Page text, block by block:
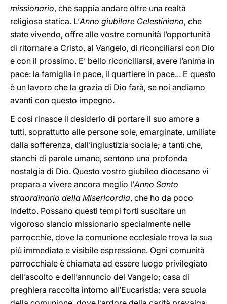
missionario, che sappia andare oltre una realtà
religiosa statica. L’Anno giubilare Celestiniano, che
state vivendo, offre alle vostre comunità l’opportunità
di ritornare a Cristo, al Vangelo, di riconciliarsi con Dio
e con il prossimo. E’ bello riconciliarsi, avere l’anima in
pace: la famiglia in pace, il quartiere in pace... E questo
è un lavoro che la grazia di Dio farà, se noi andiamo
avanti con questo impegno.
E così rinasce il desiderio di portare il suo amore a
tutti, soprattutto alle persone sole, emarginate, umiliate
dalla sofferenza, dall’ingiustizia sociale; a tanti che,
stanchi di parole umane, sentono una profonda
nostalgia di Dio. Questo vostro giubileo diocesano vi
prepara a vivere ancora meglio l’Anno Santo
straordinario della Misericordia, che ho da poco
indetto. Possano questi tempi forti suscitare un
vigoroso slancio missionario specialmente nelle
parrocchie, dove la comunione ecclesiale trova la sua
più immediata e visibile espressione. Ogni comunità
parrocchiale è chiamata ad essere luogo privilegiato
dell’ascolto e dell’annuncio del Vangelo; casa di
preghiera raccolta intorno all’Eucaristia; vera scuola